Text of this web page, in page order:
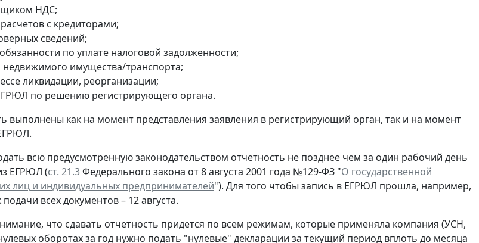
НДС;
с кредиторами;
сведений;
по уплате налоговой задолженности;
недвижимого имущества/транспорта;
ликвидации, реорганизации;
по решению регистрирующего органа.
выполнены как на момент представления заявления в регистрирующий орган, так и на момент
всю предусмотренную законодательством отчетность не позднее чем за один рабочий день
ЕГРЮЛ (ст. 21.3Федерального закона от 8 августа 2001 года №129-ФЗ "О государственной
лиц и индивидуальных предпринимателей"). Для того чтобы запись в ЕГРЮЛ прошла, например,
всех документов – 12 августа.
что сдавать отчетность придется по всем режимам, которые применяла компания (УСН,
оборотах за год нужно подать "нулевые" декларации за текущий период вплоть до месяца